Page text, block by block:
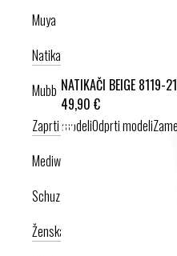
NATIKAČI BEIGE 8119-21
49,90 €
Muya
Natikači
Mubb
Zaprti modeliOdprti modeli
Mediwalk
Schuzz
Ženska kolekcija